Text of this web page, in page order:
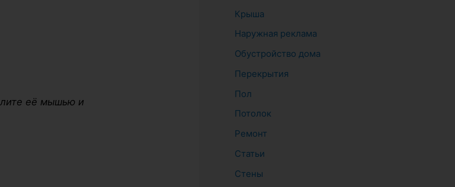
её мышью и
Крыша
Наружная реклама
Обустройство дома
Перекрытия
Пол
Потолок
Ремонт
Статьи
Стены